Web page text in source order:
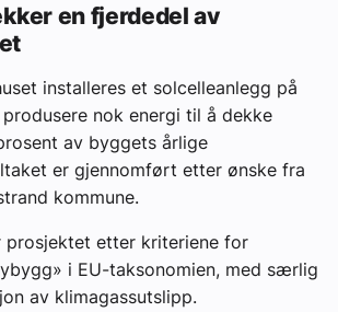
en fjerdedel av
installeres et solcelleanlegg på
nok energi til å dekke
av byggets årlige
er gjennomført etter ønske fra
kommune.
prosjektet etter kriteriene for
i EU-taksonomien, med særlig
av klimagassutslipp.